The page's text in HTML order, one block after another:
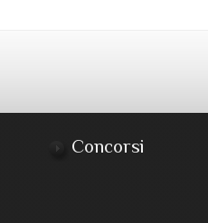
Concorsi